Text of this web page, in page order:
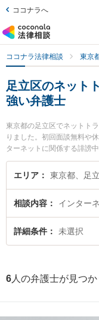
ココナラへ
ココナラ法律相談 東京
足立区のネット
強い弁護士
東京都の足立区でネットト
りました。初回面談無料や
ターネットに関係する誹謗
込み検索もでき便利です。
法律事務所 北千住オフィス
請求のトラブルを今すぐに
賠償請求のトラブル解決の
無料でネットトラブル訴訟
エリア 東京都、足
相談内容 インター
詳細条件 未選択
6 人の弁護士が見つ